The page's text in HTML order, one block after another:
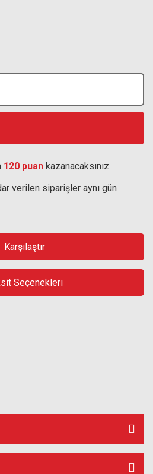
120 puan kazanacaksınız.
verilen siparişler aynı gün
Karşılaştır
Seçenekleri